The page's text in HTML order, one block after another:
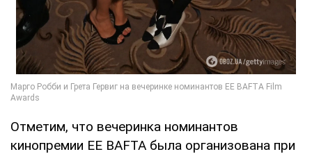
Отметим, что вечеринка номинантов
кинопремии EE BAFTA была организована при